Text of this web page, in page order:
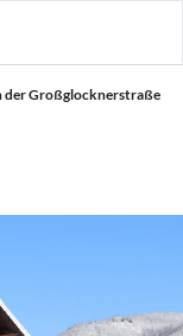
der Großglocknerstraße